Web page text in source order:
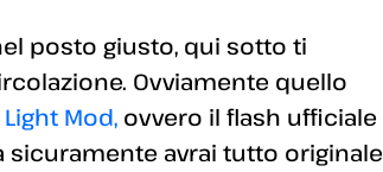
posto giusto, qui sotto ti
Ovviamente quello
Mod, ovvero il flash ufficiale
sicuramente avrai tutto originale